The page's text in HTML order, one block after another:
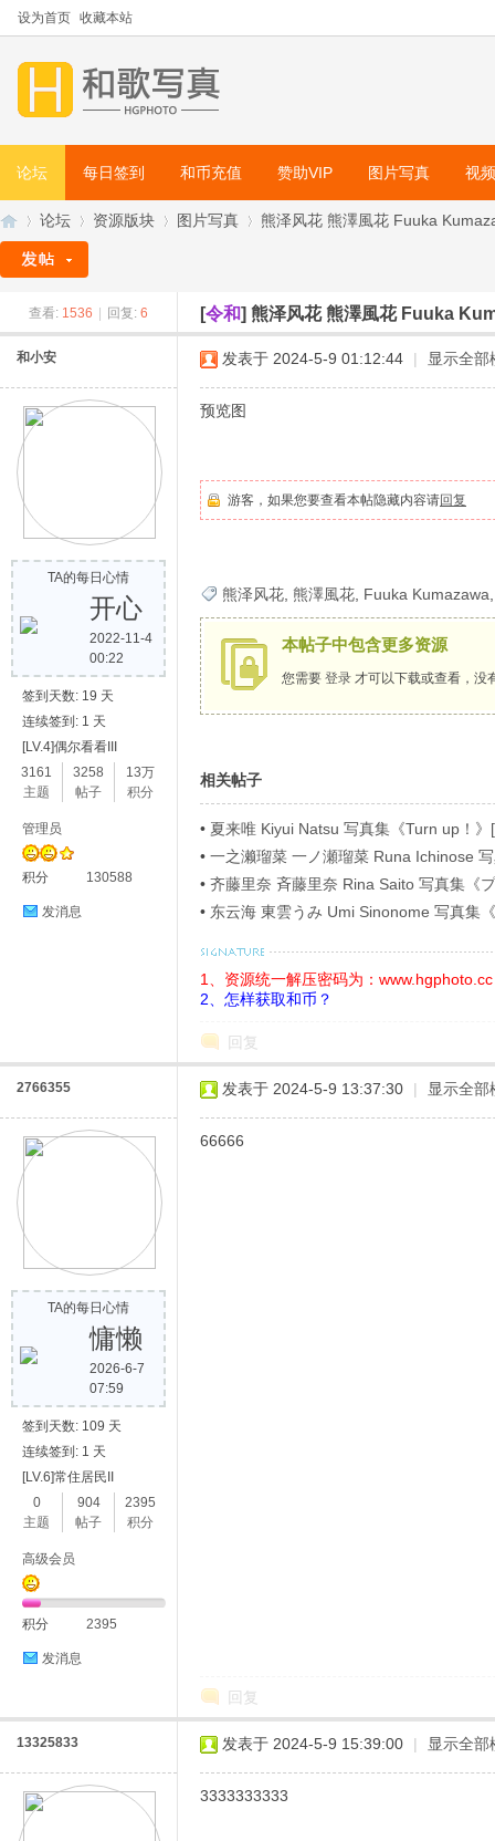
设为首页 收藏本站
论坛 每日签到 和币充值 赞助VIP 图片写真 视
论坛
›
资源版块 图片写真 熊泽风花 熊澤風花 Fuuka
查看: 1536 回复: 6 [令和] 熊泽风花 熊澤風花 Fuuka
和小安
TA的每日心情
开心
2022-11-4
00:22
签到天数: 19 天
连续签到: 1 天
[LV.4]偶尔看看III
3161
主题
3258
帖子
13万
积分
管理员
积分 130588
发消息
发表于 2024-5-9 01:12:44 | 显示全部
预览图
游客，如果您要查看本帖隐藏内容请回复
熊泽风花 熊澤風花 Fuuka Kumazawa
本帖子中包含更多资源
您需要 登录 才可以下载或查看，没
相关帖子
• 夏来唯 Kiyui Natsu 写真集《Turn up！》
• 一之濑瑠菜 一ノ瀬瑠菜 Runa Ichinose
ラビアＳＰ！４》[54P]
• 齐藤里奈 斉藤里奈 Rina Saito 写真集《
イ》[71P]
• 东云海 東雲うみ Umi Sinonome 写真集
1、资源统一解压密码为：www.hgphoto.cc
2、怎样获取和币？
回复
2766355
TA的每日心情
慵懒
2026-6-7
07:59
签到天数: 109 天
连续签到: 1 天
[LV.6]常住居民II
0
主题
904
帖子
2395
积分
高级会员
积分 2395
发消息
发表于 2024-5-9 13:37:30 | 显示全部
66666
回复
13325833 发表于 2024-5-9 15:39:00 | 显示全部
3333333333